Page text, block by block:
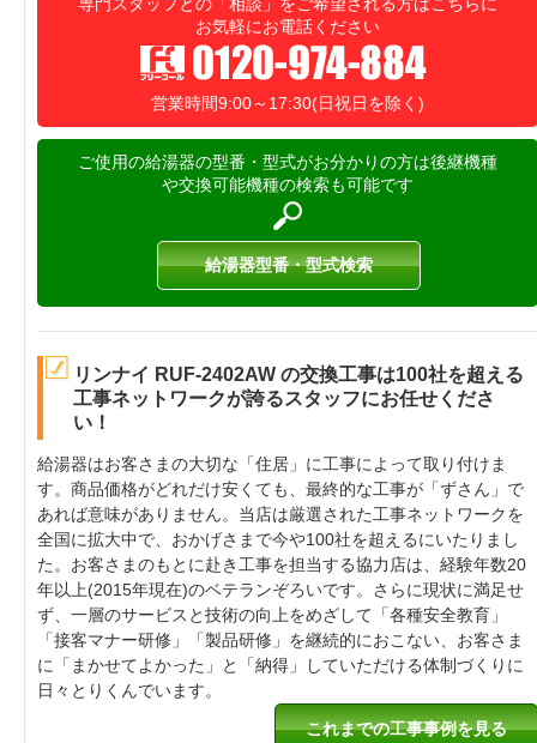
専門スタッフとの「相談」をご希望される方はこちらに
お気軽にお電話ください
営業時間9:00～17:30(日祝日を除く)
ご使用の給湯器の型番・型式がお分かりの方は後継機種
や交換可能機種の検索も可能です
給湯器型番・型式検索
リンナイ RUF-2402AW の交換工事は100社を超える
工事ネットワークが誇るスタッフにお任せくださ
い！
給湯器はお客さまの大切な「住居」に工事によって取り付けま
す。商品価格がどれだけ安くても、最終的な工事が「ずさん」で
あれば意味がありません。当店は厳選された工事ネットワークを
全国に拡大中で、おかげさまで今や100社を超えるにいたりまし
た。お客さまのもとに赴き工事を担当する協力店は、経験年数20
年以上(2015年現在)のベテランぞろいです。さらに現状に満足せ
ず、一層のサービスと技術の向上をめざして「各種安全教育」
「接客マナー研修」「製品研修」を継続的におこない、お客さま
に「まかせてよかった」と「納得」していただける体制づくりに
日々とりくんでいます。
これまでの工事事例を見る